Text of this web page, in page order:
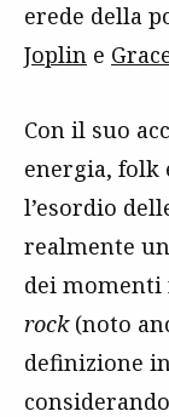
erede della
Joplin e
Con il suo
energia, folk
l’esordio
realmente
dei momenti
rock(noto
definizione